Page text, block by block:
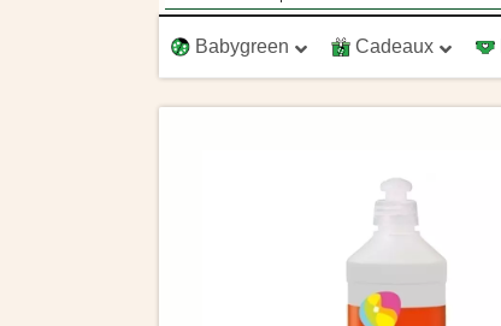
Babygreen Cadeaux